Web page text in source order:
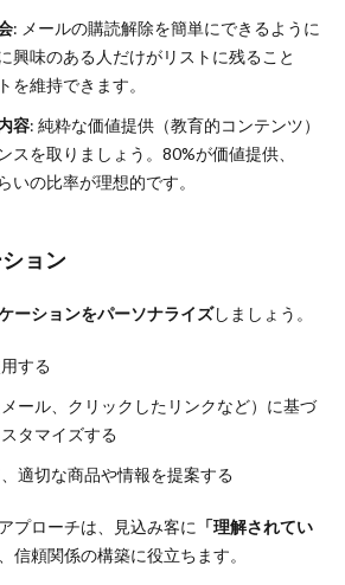
: メールの購読解除を簡単にできるように
興味のある人だけがリストに残ること
を維持できます。
容: 純粋な価値提供（教育的コンテンツ）
スを取りましょう。80%が価値提供、
いの比率が理想的です。
ョン
ーションをパーソナライズしましょう。
する
ール、クリックしたリンクなど）に基づ
タマイズする
適切な商品や情報を提案する
プローチは、見込み客に 「理解されてい
信頼関係の構築に役立ちます。